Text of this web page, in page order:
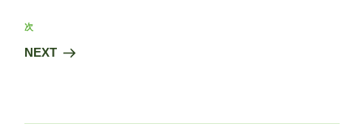
ビ
ゲ
稿
次
の
次
NEXT